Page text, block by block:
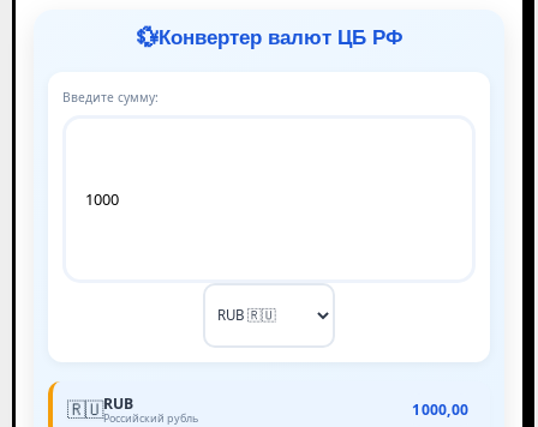
💱Конвертер валют ЦБ РФ
Введите сумму:
🇷🇺RUB
Российский рубль 1000,00